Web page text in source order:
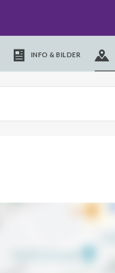
INFO & BILDER